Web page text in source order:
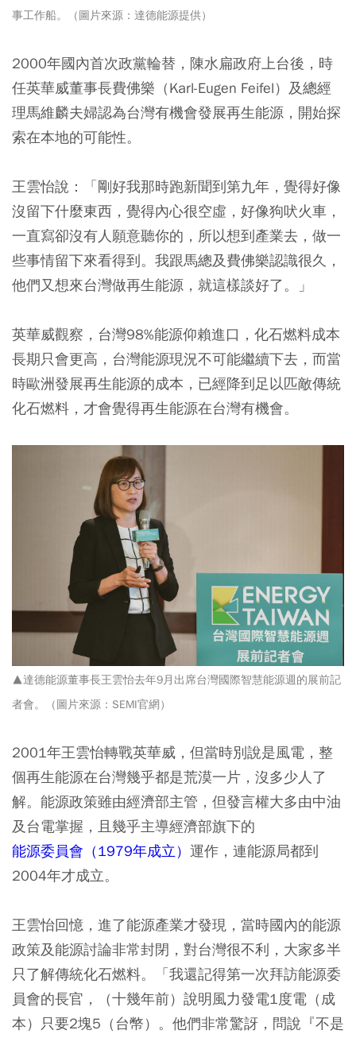
事工作船。（圖片來源：達德能源提供）
2000年國內首次政黨輪替，陳水扁政府上台後，時
任英華威董事長費佛樂（Karl-Eugen Feifel）及總經
理馬維麟夫婦認為台灣有機會發展再生能源，開始探
索在本地的可能性。
王雲怡說：「剛好我那時跑新聞到第九年，覺得好像
沒留下什麼東西，覺得內心很空虛，好像狗吠火車，
一直寫卻沒有人願意聽你的，所以想到產業去，做一
些事情留下來看得到。我跟馬總及費佛樂認識很久，
他們又想來台灣做再生能源，就這樣談好了。」
英華威觀察，台灣98%能源仰賴進口，化石燃料成本
長期只會更高，台灣能源現況不可能繼續下去，而當
時歐洲發展再生能源的成本，已經降到足以匹敵傳統
化石燃料 ，才會覺得再生能源在台灣有機會。
▲達德能源董事長王雲怡去年9月出席台灣國際智慧能源週的展前記
者會。（圖片來源：SEMI官網）
2001年王雲怡轉戰英華威，但當時別說是風電，整
個再生能源在台灣幾乎都是荒漠一片，沒多少人了
解。能源政策雖由經濟部主管，但發言權大多由中油
及台電掌握，且幾乎主導經濟部旗下的
能源委員會（1979年成立） 運作，連能源局都到
2004年才成立。
王雲怡回憶，進了能源產業才發現， 當時國內的能源
政策及能源討論非常封閉，對台灣很不利， 大家多半
只了解傳統化石燃料。「我還記得第一次拜訪能源委
員會的長官，（十幾年前）說明風力發電1度電（成
本）只要2塊5（台幣）。他們非常驚訝，問說『不是